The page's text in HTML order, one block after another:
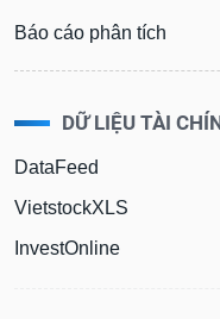
Báo cáo phân tích
DỮ LIỆU TÀI
DataFeed
VietstockXLS
InvestOnline